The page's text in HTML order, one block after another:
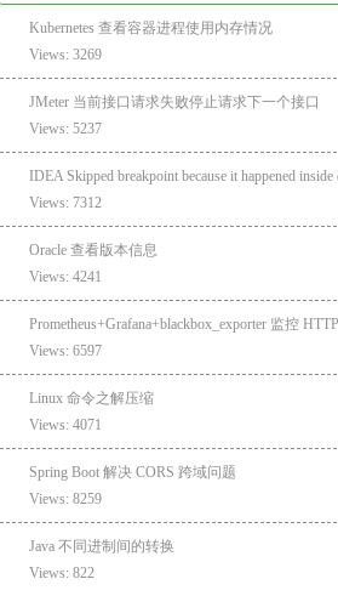
Kubernetes 查看容器进程使用内存情况
Views: 3269
JMeter 当前接口请求失败停止请求下一个接口
Views: 5237
IDEA Skipped breakpoint because it happened inside
Views: 7312
Oracle 查看版本信息
Views: 4241
Prometheus+Grafana+blackbox_exporter 监控
Views: 6597
Linux 命令之解压缩
Views: 4071
Spring Boot 解决 CORS 跨域问题
Views: 8259
Java 不同进制间的转换
Views: 822